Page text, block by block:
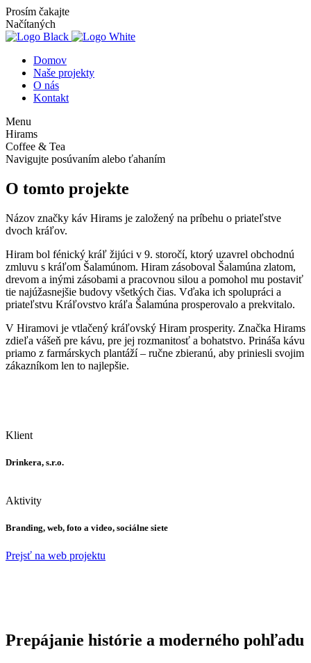
Prosím čakajte
Načítaných
Domov
Naše projekty
O nás
Kontakt
Menu
Hirams
Coffee & Tea
Navigujte posúvaním alebo ťahaním
O tomto projekte
Názov značky káv Hirams je založený na príbehu o priateľstve
dvoch kráľov.
Hiram bol fénický kráľ žijúci v 9. storočí, ktorý uzavrel obchodnú
zmluvu s kráľom Šalamúnom. Hiram zásoboval Šalamúna zlatom,
drevom a inými zásobami a pracovnou silou a pomohol mu postaviť
tie najúžasnejšie budovy všetkých čias. Vďaka ich spolupráci a
priateľstvu Kráľovstvo kráľa Šalamúna prosperovalo a prekvitalo.
V Hiramovi je vtlačený kráľovský Hiram prosperity. Značka Hirams
zdieľa vášeň pre kávu, pre jej rozmanitosť a bohatstvo. Prináša kávu
priamo z farmárskych plantáží – ručne zbieranú, aby priniesli svojim
zákazníkom len to najlepšie.
Klient
Drinkera, s.r.o.
Aktivity
Branding, web, foto a video, sociálne siete
Prejsť na web projektu
Prepájanie histórie a moderného pohľadu